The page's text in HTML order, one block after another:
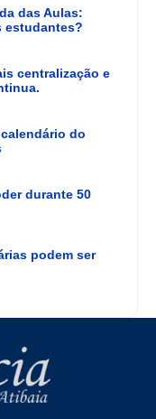
das Aulas:
estudantes?
centralização e
do
durante 50
podem ser